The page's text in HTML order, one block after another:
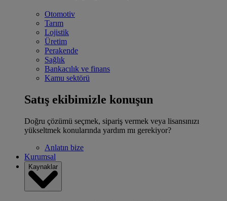
Otomotiv
Tarım
Lojistik
Üretim
Perakende
Sağlık
Bankacılık ve finans
Kamu sektörü
Satış ekibimizle konuşun
Doğru çözümü seçmek, sipariş vermek veya lisansınızı
yükseltmek konularında yardım mı gerekiyor?
Anlatın bize
Kurumsal
Kaynaklar